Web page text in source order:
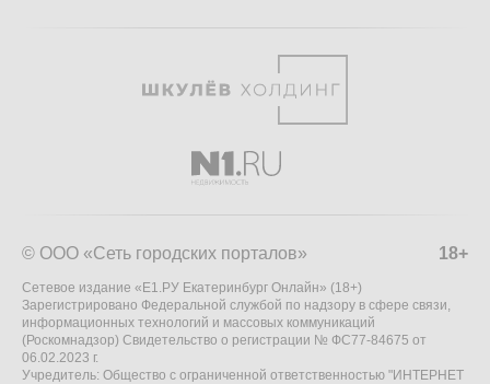
18+
© ООО «Сеть городских порталов»
Сетевое издание «Е1.РУ Екатеринбург Онлайн» (18+)
Зарегистрировано Федеральной службой по надзору в сфере связи,
информационных технологий и массовых коммуникаций
(Роскомнадзор) Свидетельство о регистрации № ФС77-84675 от
06.02.2023 г.
Учредитель: Общество с ограниченной ответственностью "ИНТЕРНЕТ